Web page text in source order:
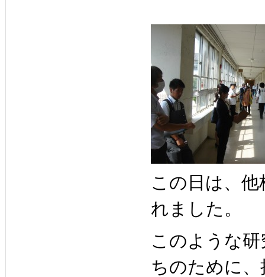
この日は、
れました。
このような
ちのために